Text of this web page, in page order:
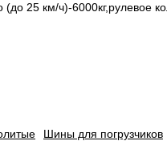
(до 25 км/ч)-6000кг,рулевое
Шины для погрузчиков